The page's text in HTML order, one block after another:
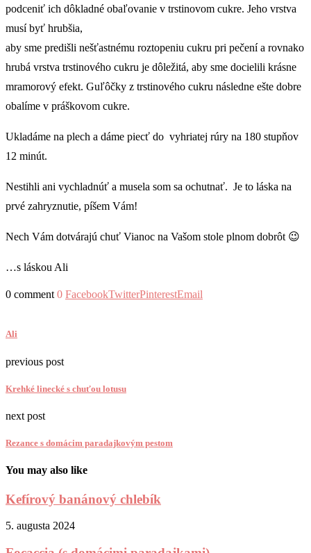
podceniť ich dôkladné obaľovanie v trstinovom cukre. Jeho vrstva
musí byť hrubšia,
aby sme predišli nešťastnému roztopeniu cukru pri pečení a rovnako
hrubá vrstva trstinového cukru je dôležitá, aby sme docielili krásne
mramorový efekt. Guľôčky z trstinového cukru následne ešte dobre
obalíme v práškovom cukre.
Ukladáme na plech a dáme piecť do vyhriatej rúry na 180 stupňov
12 minút.
Nestihli ani vychladnúť a musela som sa ochutnať. Je to láska na
prvé zahryznutie, píšem Vám!
Nech Vám dotvárajú chuť Vianoc na Vašom stole plnom dobrôt 😉
…s láskou Ali
0 comment 0 FacebookTwitterPinterestEmail
Ali
previous post
Krehké linecké s chuťou lotusu
next post
Rezance s domácim paradajkovým pestom
You may also like
Kefírový banánový chlebík
5. augusta 2024